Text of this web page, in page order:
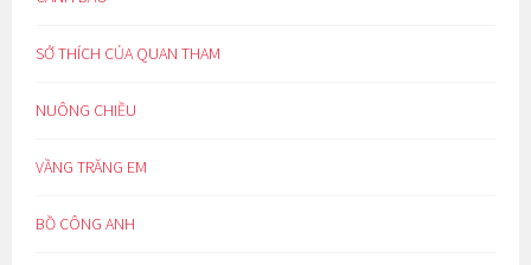
SỞ THÍCH CỦA QUAN THAM
NUÔNG CHIỀU
VẦNG TRĂNG EM
BỒ CÔNG ANH